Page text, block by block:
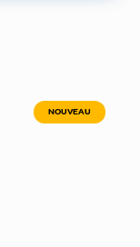
NOUVEAU